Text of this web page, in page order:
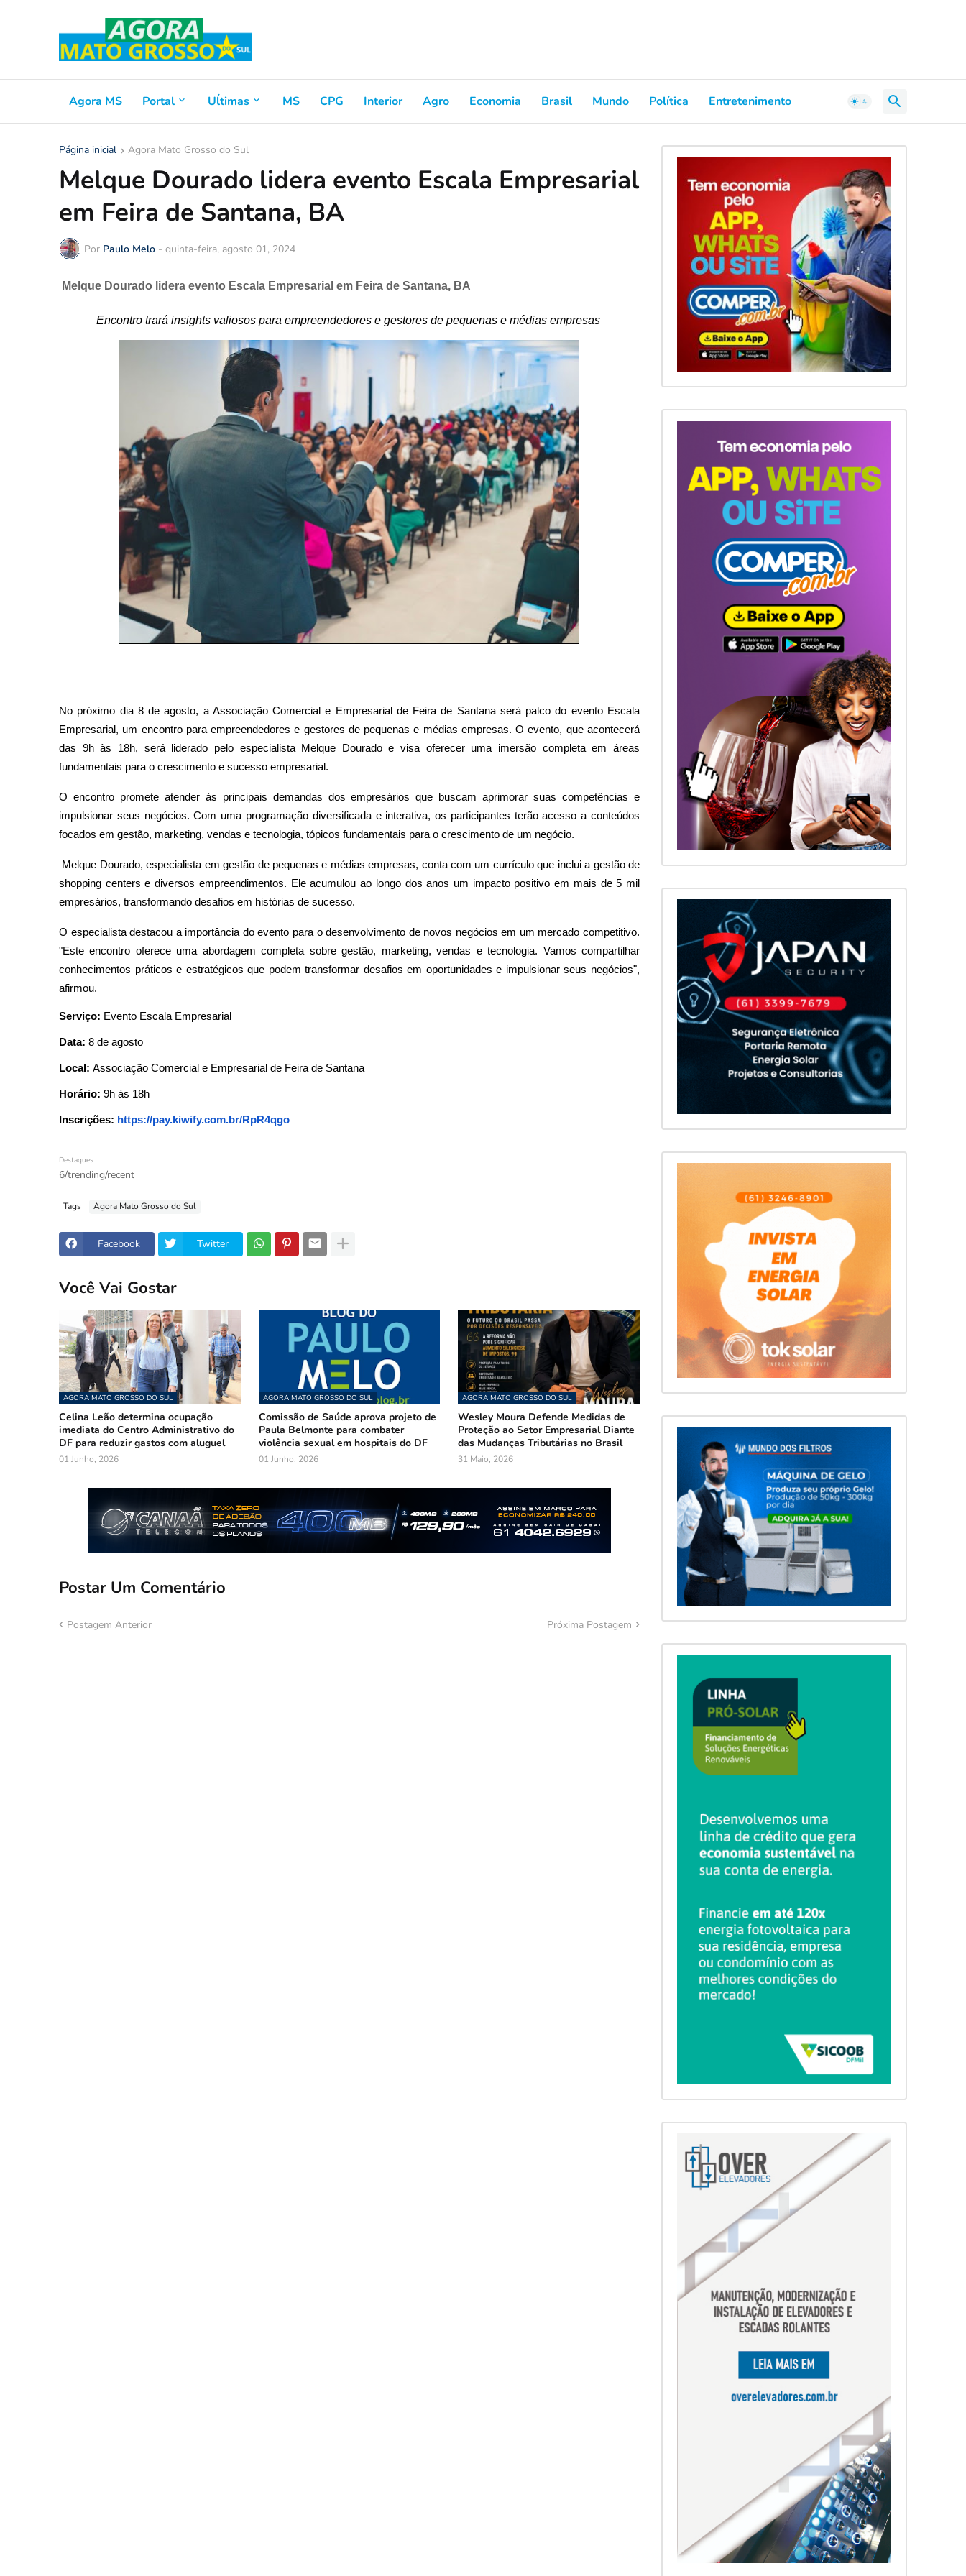
Agora MS Portal Uĺtimas MS CPG Interior Agro Economia Brasil Mundo Política Entretenimento
Página inicial Agora Mato Grosso do Sul
Melque Dourado lidera evento Escala Empresarial
em Feira de Santana, BA
Por Paulo Melo - quinta-feira, agosto 01, 2024
Melque Dourado lidera evento Escala Empresarial em Feira de Santana, BA
Encontro trará insights valiosos para empreendedores e gestores de pequenas e médias empresas
No próximo dia 8 de agosto, a Associação Comercial e Empresarial de Feira de Santana será palco do evento Escala
Empresarial, um encontro para empreendedores e gestores de pequenas e médias empresas. O evento, que acontecerá
das 9h às 18h, será liderado pelo especialista Melque Dourado e visa oferecer uma imersão completa em áreas
fundamentais para o crescimento e sucesso empresarial.
O encontro promete atender às principais demandas dos empresários que buscam aprimorar suas competências e
impulsionar seus negócios. Com uma programação diversificada e interativa, os participantes terão acesso a conteúdos
focados em gestão, marketing, vendas e tecnologia, tópicos fundamentais para o crescimento de um negócio.
Melque Dourado, especialista em gestão de pequenas e médias empresas, conta com um currículo que inclui a gestão de
shopping centers e diversos empreendimentos. Ele acumulou ao longo dos anos um impacto positivo em mais de 5 mil
empresários, transformando desafios em histórias de sucesso.
O especialista destacou a importância do evento para o desenvolvimento de novos negócios em um mercado competitivo.
"Este encontro oferece uma abordagem completa sobre gestão, marketing, vendas e tecnologia. Vamos compartilhar
conhecimentos práticos e estratégicos que podem transformar desafios em oportunidades e impulsionar seus negócios",
afirmou.
Serviço: Evento Escala Empresarial
Data: 8 de agosto
Local: Associação Comercial e Empresarial de Feira de Santana
Horário: 9h às 18h
Inscrições: https://pay.kiwify.com.br/RpR4qgo
Destaques
6/trending/recent
Tags Agora Mato Grosso do Sul
Facebook Twitter
Você Vai Gostar
AGORA MATO GROSSO DO SUL
Celina Leão determina ocupação
imediata do Centro Administrativo do
DF para reduzir gastos com aluguel
01 Junho, 2026
AGORA MATO GROSSO DO SUL
Comissão de Saúde aprova projeto de
Paula Belmonte para combater
violência sexual em hospitais do DF
01 Junho, 2026
AGORA MATO GROSSO DO SUL
Wesley Moura Defende Medidas de
Proteção ao Setor Empresarial Diante
das Mudanças Tributárias no Brasil
31 Maio, 2026
Postar Um Comentário
Postagem Anterior Próxima Postagem